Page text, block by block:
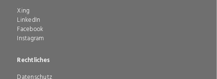
Navigation
überspringen
Xing
LinkedIn
Facebook
Instagram
Rechtliches